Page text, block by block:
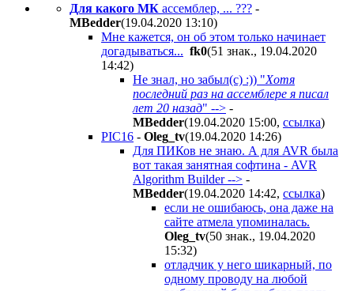
Для какого МК ассемблер, ... ??? -
MBedder(19.04.2020 13:10)
Мне кажется, он об этом только начинает
догадываться... fk0(51 знак., 19.04.2020
14:42)
Не знал, но забыл(с) :)) "Хотя
последний раз на ассемблере я писал
лет 20 назад" --> -
MBedder(19.04.2020 15:00, ссылка)
PIC16 - Oleg_tv(19.04.2020 14:26)
Для ПИКов не знаю. А для AVR была
вот такая занятная софтина - AVR
Algorithm Builder --> -
MBedder(19.04.2020 14:42, ссылка)
если не ошибаюсь, она даже на
сайте атмела упоминалась.
Oleg_tv(50 знак., 19.04.2020
15:32)
отладчик у него шикарный, по
одному проводу на любой